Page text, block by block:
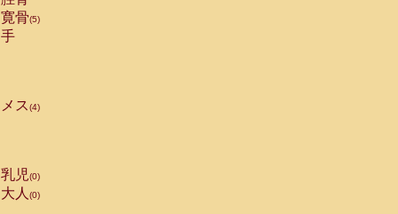
骨(5)
ス(4)
児(0)
人 (0)